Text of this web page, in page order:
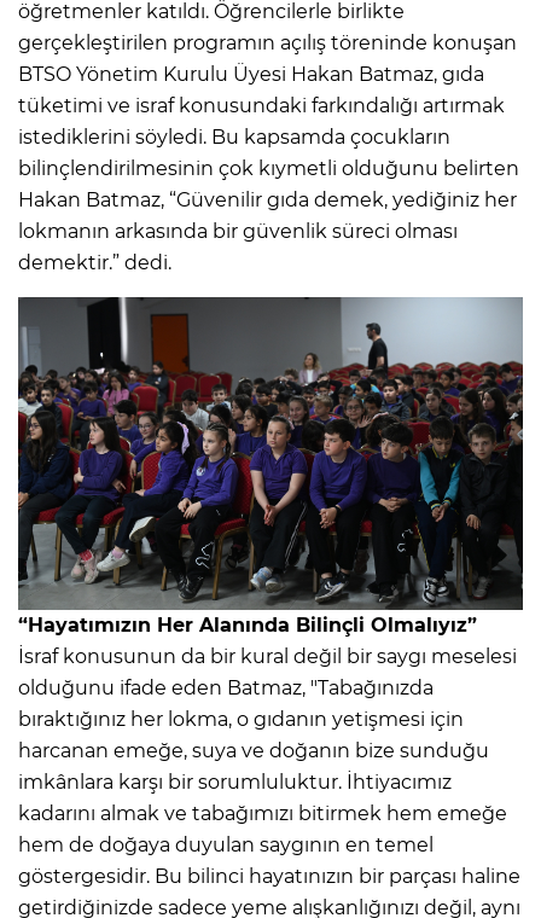
öğretmenler katıldı. Öğrencilerle birlikte
gerçekleştirilen programın açılış töreninde konuşan
BTSO Yönetim Kurulu Üyesi Hakan Batmaz, gıda
tüketimi ve israf konusundaki farkındalığı artırmak
istediklerini söyledi. Bu kapsamda çocukların
bilinçlendirilmesinin çok kıymetli olduğunu belirten
Hakan Batmaz, “Güvenilir gıda demek, yediğiniz her
lokmanın arkasında bir güvenlik süreci olması
demektir.” dedi.
“Hayatımızın Her Alanında Bilinçli Olmalıyız”
İsraf konusunun da bir kural değil bir saygı meselesi
olduğunu ifade eden Batmaz, "Tabağınızda
bıraktığınız her lokma, o gıdanın yetişmesi için
harcanan emeğe, suya ve doğanın bize sunduğu
imkânlara karşı bir sorumluluktur. İhtiyacımız
kadarını almak ve tabağımızı bitirmek hem emeğe
hem de doğaya duyulan saygının en temel
göstergesidir. Bu bilinci hayatınızın bir parçası haline
getirdiğinizde sadece yeme alışkanlığınızı değil, aynı